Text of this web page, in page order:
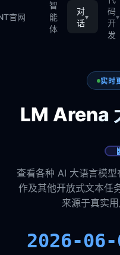
官网
智
能
体
对
话
▾
码
开
发
▾
实时
LM Arena
查看各种 AI 大语言模
作及其他开放式文本任
来源于真实用
2026-06-